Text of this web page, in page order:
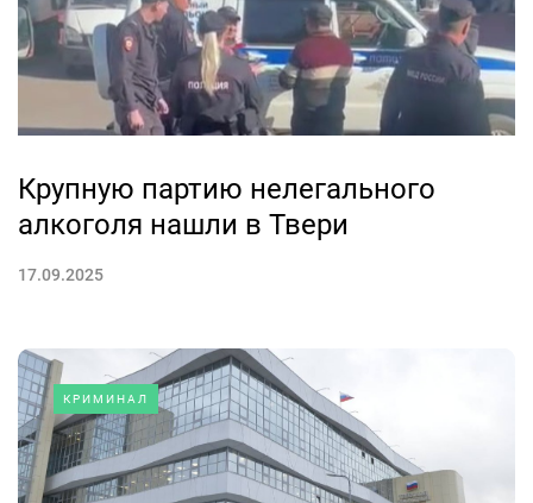
Крупную партию нелегального
алкоголя нашли в Твери
17.09.2025
КРИМИНАЛ